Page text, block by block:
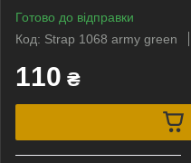
Готово до відправки
Код: Strap 1068 army green
110 ₴